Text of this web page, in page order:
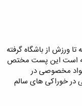
تا ورزش از باشگاه گرفته
است این پست مختص
مخصوصی در
در خوراکی های سالم